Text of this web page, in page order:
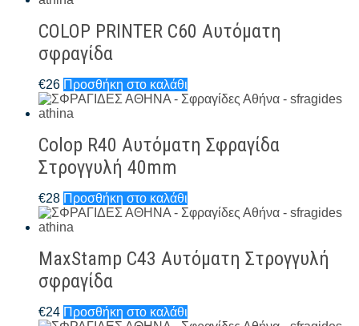
COLOP PRINTER C60 Αυτόματη
σφραγίδα
€26 Προσθήκη στο καλάθι
Colop R40 Αυτόματη Σφραγίδα
Στρογγυλή 40mm
€28 Προσθήκη στο καλάθι
MaxStamp C43 Αυτόματη Στρογγυλή
σφραγίδα
€24 Προσθήκη στο καλάθι